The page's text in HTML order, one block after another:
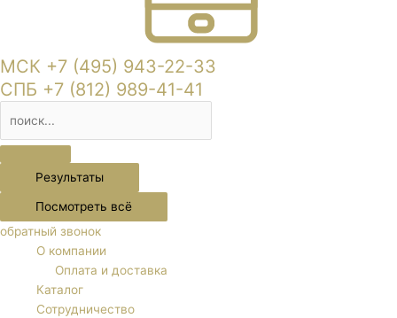
МСК +7 (495) 943-22-33
СПБ +7 (812) 989-41-41
Результаты
Посмотреть всё
обратный звонок
О компании
Оплата и доставка
Каталог
Сотрудничество